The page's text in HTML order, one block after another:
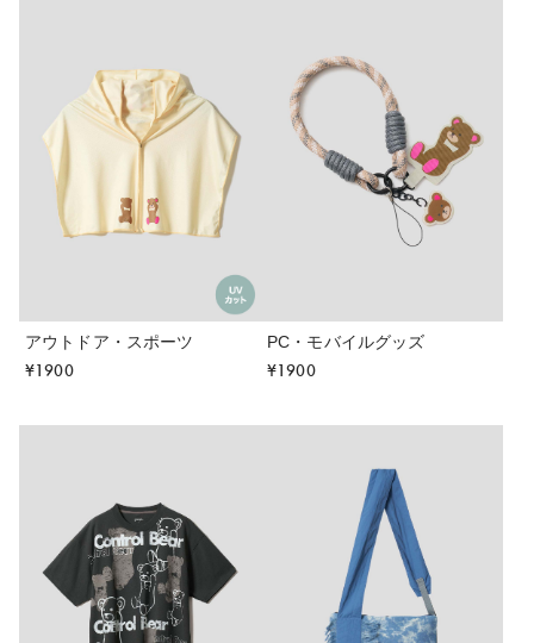
アウトドア・スポーツ
¥1900
PC・モバイルグッズ
¥1900